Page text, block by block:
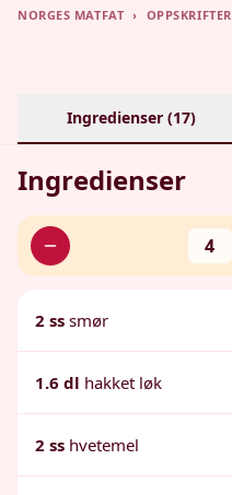
NORGES MATFAT › OPPSKRIFTER
Ingredienser (17)
Ingredienser
4
2 ss smør
1.6 dl hakket løk
2 ss hvetemel